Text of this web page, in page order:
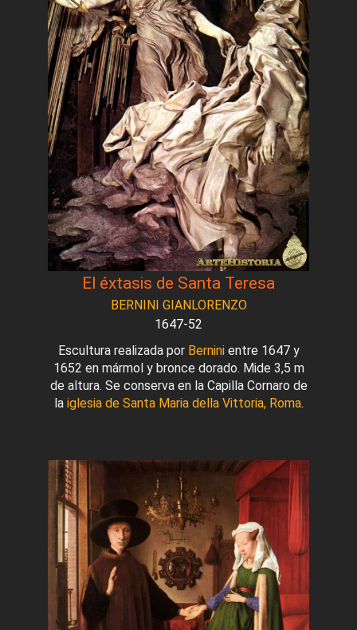
El éxtasis de Santa Teresa
BERNINI GIANLORENZO
1647-52
Escultura realizada por Berninientre 1647 y
1652 en mármol y bronce dorado. Mide 3,5 m
de altura. Se conserva en la Capilla Cornaro de
la iglesia de Santa Maria della Vittoria, Roma.